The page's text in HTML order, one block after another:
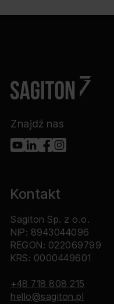
Znajdź nas
Kontakt
Sagiton Sp. z o.o.
NIP: 8943044096
REGON: 022069799
KRS: 0000449601
+48 718 808 215
hello@sagiton.pl